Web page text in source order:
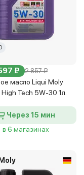
₽ 2 857 ₽
масло Liqui Moly
Tech 5W-30 1л.
Через 15 мин
в 6 магазинах